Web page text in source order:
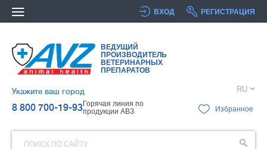
ВХОД РЕГИСТРАЦИЯ
ВЕДУЩИЙ
ПРОИЗВОДИТЕЛЬ
ВЕТЕРИНАРНЫХ
ПРЕПАРАТОВ
Укажите ваш город
8 800 700-19-93Горячая линия по
продукции АВЗ
RU
Избранное
ПОИСК ПО САЙТУ